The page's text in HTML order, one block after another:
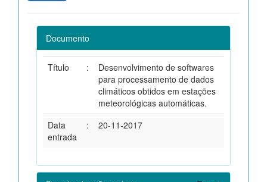
Documento
Título :
Desenvolvimento de softwares
para processamento de dados
climáticos obtidos em estações
meteorológicas automáticas.
Data
entrada
: 20-11-2017